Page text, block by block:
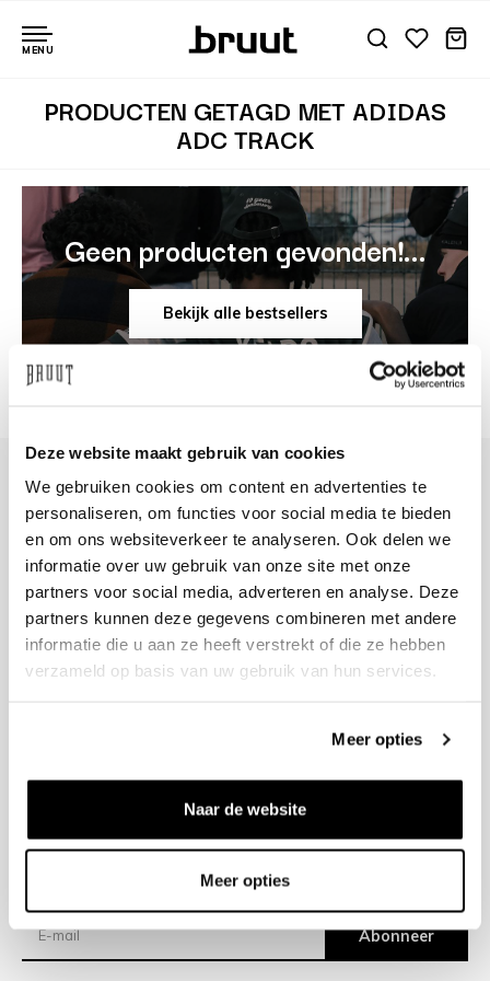
Deze website maakt gebruik van cookies
We gebruiken cookies om content en advertenties te
personaliseren, om functies voor social media te bieden
en om ons websiteverkeer te analyseren. Ook delen we
informatie over uw gebruik van onze site met onze
partners voor social media, adverteren en analyse. Deze
partners kunnen deze gegevens combineren met andere
informatie die u aan ze heeft verstrekt of die ze hebben
verzameld op basis van uw gebruik van hun services.
Meer opties
Naar de website
Meer opties
MENU
PRODUCTEN GETAGD MET ADIDAS
ADC TRACK
Geen producten gevonden!...
Bekijk alle bestsellers
+31 23 205 2006
info@bruut.nl
Contact Formulier
Open tot 18:30
OPENINGSTIJDEN
Verzending
Abonneer